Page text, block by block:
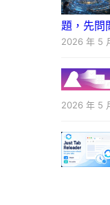
題，先問
2026 年 5
2026 年 5